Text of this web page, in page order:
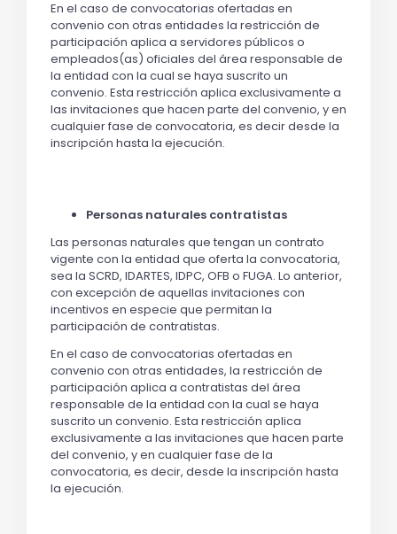
En el caso de convocatorias ofertadas en
convenio con otras entidades la restricción de
participación aplica a servidores públicos o
empleados(as) oficiales del área responsable de
la entidad con la cual se haya suscrito un
convenio. Esta restricción aplica exclusivamente a
las invitaciones que hacen parte del convenio, y en
cualquier fase de convocatoria, es decir desde la
inscripción hasta la ejecución.
Personas naturales contratistas
Las personas naturales que tengan un contrato
vigente con la entidad que oferta la convocatoria,
sea la SCRD, IDARTES, IDPC, OFB o FUGA. Lo anterior,
con excepción de aquellas invitaciones con
incentivos en especie que permitan la
participación de contratistas.
En el caso de convocatorias ofertadas en
convenio con otras entidades, la restricción de
participación aplica a contratistas del área
responsable de la entidad con la cual se haya
suscrito un convenio. Esta restricción aplica
exclusivamente a las invitaciones que hacen parte
del convenio, y en cualquier fase de la
convocatoria, es decir, desde la inscripción hasta
la ejecución.